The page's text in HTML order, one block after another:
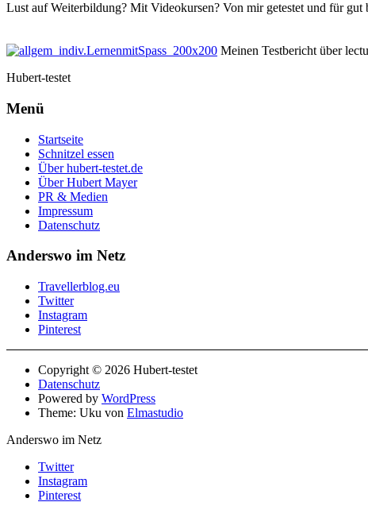
Lust auf Weiterbildung? Mit Videokursen? Von mir getestet und für gut
Meinen Testbericht über
Hubert-testet
Menü
Startseite
Schnitzel essen
Über hubert-testet.de
Über Hubert Mayer
PR & Medien
Impressum
Datenschutz
Anderswo im Netz
Travellerblog.eu
Twitter
Instagram
Pinterest
Copyright © 2026 Hubert-testet
Datenschutz
Powered by WordPress
Theme: Uku von Elmastudio
Anderswo im Netz
Twitter
Instagram
Pinterest